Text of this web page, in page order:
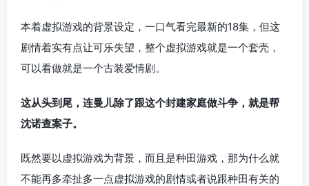
本着虚拟游戏的背景设定，一口气看完最新的18集，但这
剧情着实有点让可乐失望，整个虚拟游戏就是一个套壳，
可以看做就是一个古装爱情剧。
这从头到尾，连曼儿除了跟这个封建家庭做斗争，就是帮
沈诺查案子。
既然要以虚拟游戏为背景，而且是种田游戏，那为什么就
不能再多牵扯多一点虚拟游戏的剧情或者说跟种田有关的